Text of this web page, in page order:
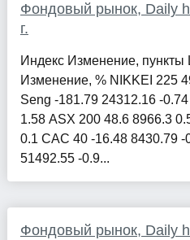
Фондовый рынок, Daily
г.
Индекс Изменение, пункты
Изменение, % NIKKEI 225
Seng -181.79 24312.16 -
1.58 ASX 200 48.6 8966.3
0.1 CAC 40 -16.48 8430.79
51492.55 -0.9...
Фондовый рынок, Daily